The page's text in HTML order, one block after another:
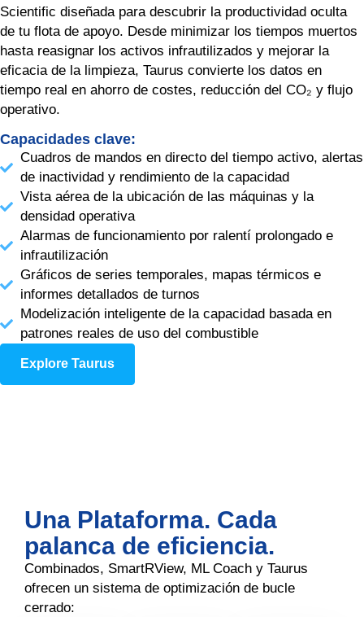
Scientific diseñada para descubrir la productividad oculta
de tu flota de apoyo. Desde minimizar los tiempos muertos
hasta reasignar los activos infrautilizados y mejorar la
eficacia de la limpieza, Taurus convierte los datos en
tiempo real en ahorro de costes, reducción del CO₂ y flujo
operativo.
Capacidades clave:
Cuadros de mandos en directo del tiempo activo, alertas
de inactividad y rendimiento de la capacidad
Vista aérea de la ubicación de las máquinas y la
densidad operativa
Alarmas de funcionamiento por ralentí prolongado e
infrautilización
Gráficos de series temporales, mapas térmicos e
informes detallados de turnos
Modelización inteligente de la capacidad basada en
patrones reales de uso del combustible
Explore Taurus
Una Plataforma. Cada
palanca de eficiencia.
Combinados, SmartRView, ML Coach y Taurus
ofrecen un sistema de optimización de bucle
cerrado: